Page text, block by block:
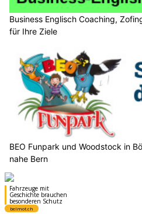
Business Englisch Coaching,
für Ihre Ziele
BEO Funpark und Woodstock in
nahe Bern